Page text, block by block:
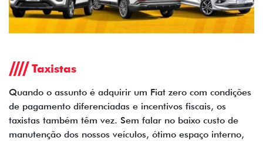
Taxistas
Quando o assunto é adquirir um Fiat zero com condições
de pagamento diferenciadas e incentivos fiscais, os
taxistas também têm vez. Sem falar no baixo custo de
manutenção dos nossos veículos, ótimo espaço interno,